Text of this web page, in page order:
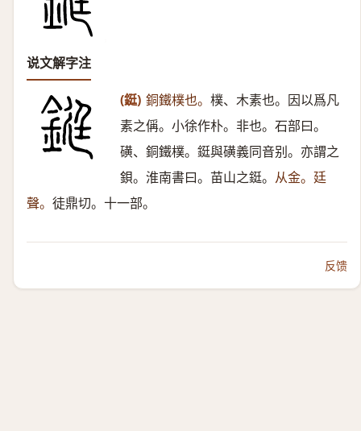
说文解字注
(鋌) 銅鐵樸也。 樸、木素也。因以爲凡
素之偁。小徐作朴。非也。石部曰。
磺、銅鐵樸。鋌與磺義同音别。亦謂之
鋇。淮南書曰。苗山之鋌。 从金。廷
聲。 徒鼎切。十一部。
反馈